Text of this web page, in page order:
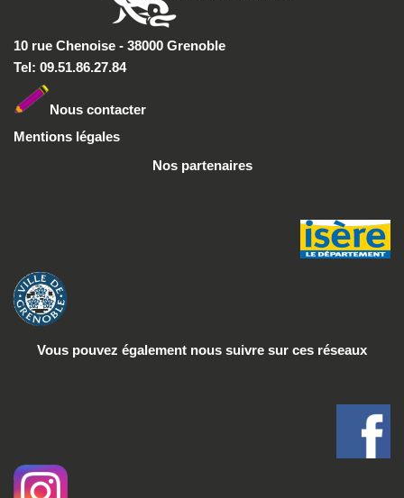
10 rue Chenoise - 38000 Grenoble
Tel: 09.51.86.27.84
Nous contacter
Mentions légales
Nos partenaires
Vous pouvez également nous suivre sur ces réseaux